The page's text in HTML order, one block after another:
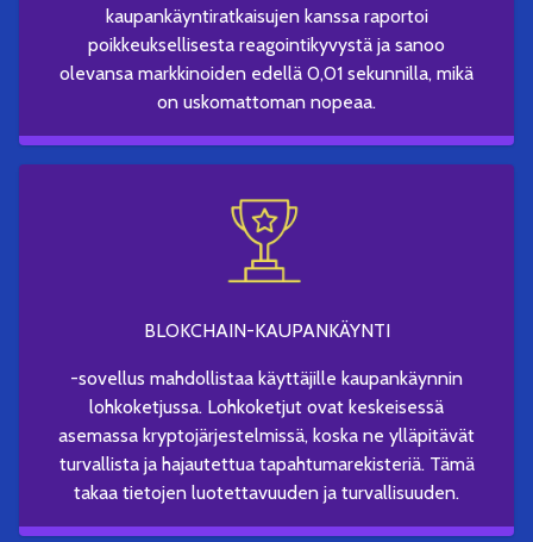
kaupankäyntiratkaisujen kanssa raportoi
poikkeuksellisesta reagointikyvystä ja sanoo
olevansa markkinoiden edellä 0,01 sekunnilla, mikä
on uskomattoman nopeaa.
BLOKCHAIN-KAUPANKÄYNTI
-sovellus mahdollistaa käyttäjille kaupankäynnin
lohkoketjussa. Lohkoketjut ovat keskeisessä
asemassa kryptojärjestelmissä, koska ne ylläpitävät
turvallista ja hajautettua tapahtumarekisteriä. Tämä
takaa tietojen luotettavuuden ja turvallisuuden.